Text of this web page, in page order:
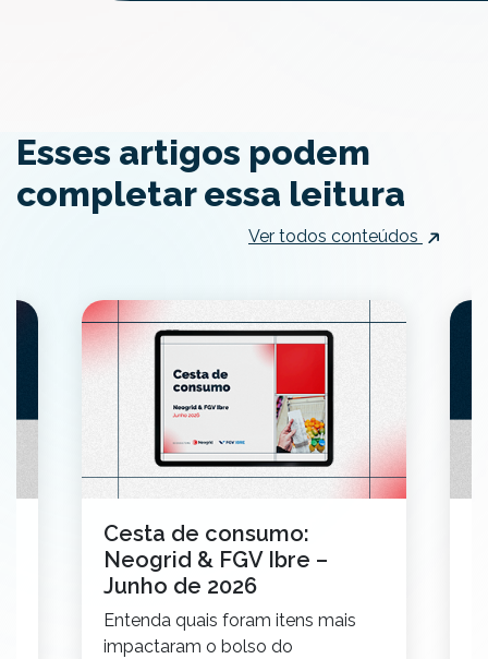
Esses artigos podem
completar essa leitura
Ver todos conteúdos
Cesta de consumo:
Neogrid & FGV Ibre –
Junho de 2026
Entenda quais foram itens mais
impactaram o bolso do